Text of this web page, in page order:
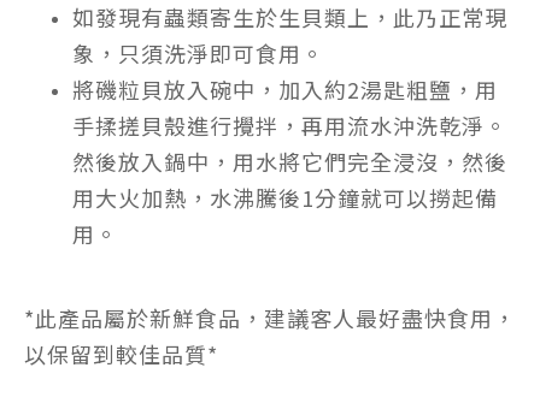
如發現有蟲類寄生於生貝類上，此乃正常現
象，只須洗淨即可食用。
將磯粒貝放入碗中，加入約2湯匙粗鹽，用
手揉搓貝殼進行攪拌，再用流水沖洗乾淨。
然後放入鍋中，用水將它們完全浸沒，然後
用大火加熱，水沸騰後1分鐘就可以撈起備
用。
*此產品屬於新鮮食品，建議客人最好盡快食用，
以保留到較佳品質*